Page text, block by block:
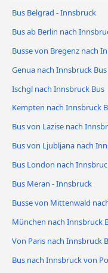
Bus Belgrad - Innsbruck
Bus ab Berlin nach
Busse von Bregenz nach
Genua nach Innsbruck Bus
Ischgl nach Innsbruck Bus
Kempten nach Innsbruck
Bus von Lazise nach
Bus von Ljubljana nach
Bus London nach
Bus Meran - Innsbruck
Busse von Mittenwald
München nach Innsbruck
Von Paris nach Innsbruck
Bus nach Innsbruck von